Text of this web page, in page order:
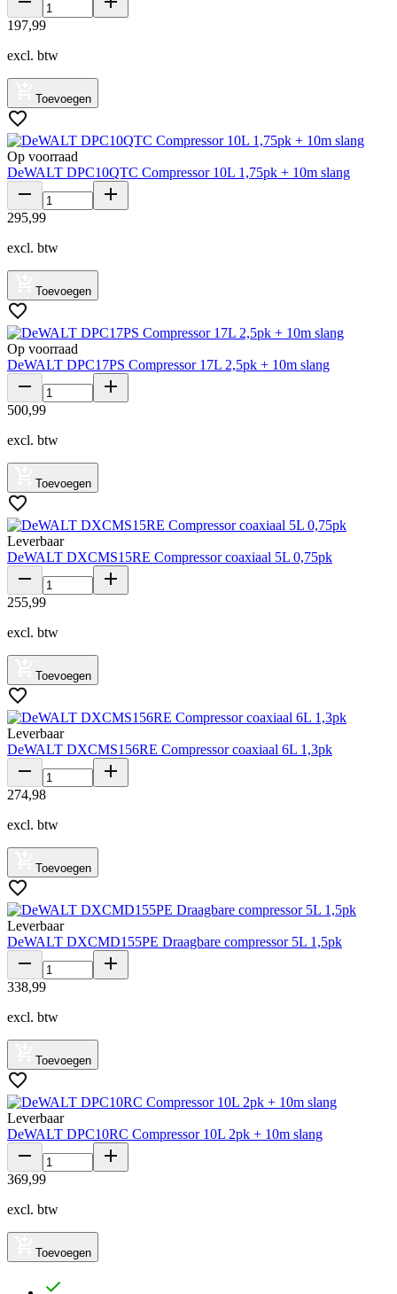
197,99
excl. btw
Toevoegen
Op voorraad
DeWALT DPC10QTC Compressor 10L 1,75pk + 10m slang
295,99
excl. btw
Toevoegen
Op voorraad
DeWALT DPC17PS Compressor 17L 2,5pk + 10m slang
500,99
excl. btw
Toevoegen
Leverbaar
DeWALT DXCMS15RE Compressor coaxiaal 5L 0,75pk
255,99
excl. btw
Toevoegen
Leverbaar
DeWALT DXCMS156RE Compressor coaxiaal 6L 1,3pk
274,98
excl. btw
Toevoegen
Leverbaar
DeWALT DXCMD155PE Draagbare compressor 5L 1,5pk
338,99
excl. btw
Toevoegen
Leverbaar
DeWALT DPC10RC Compressor 10L 2pk + 10m slang
369,99
excl. btw
Toevoegen